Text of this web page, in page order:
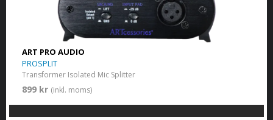
ART PRO AUDIO
PROSPLIT
Transformer Isolated Mic Splitter
899 kr (inkl. moms)